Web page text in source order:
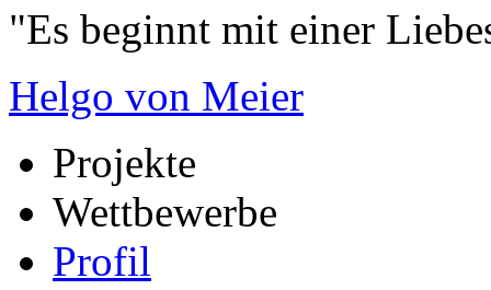
"Es beginnt mit einer
Helgo von Meier
Projekte
Wettbewerbe
Profil